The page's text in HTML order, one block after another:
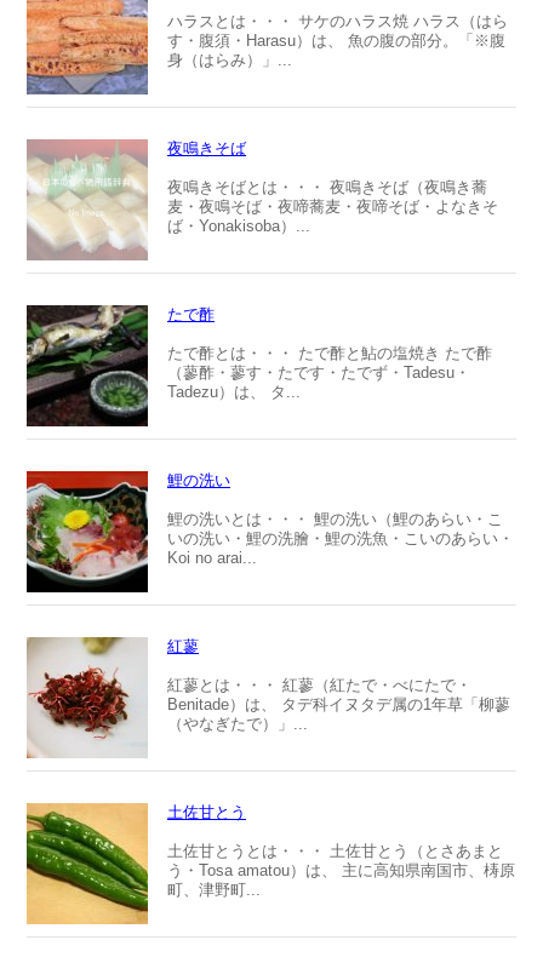
ハラスとは・・・ サケのハラス焼 ハラス（はら
す・腹須・Harasu）は、 魚の腹の部分。「※腹
身（はらみ）」...
夜鳴きそば
夜鳴きそばとは・・・ 夜鳴きそば（夜鳴き蕎
麦・夜鳴そば・夜啼蕎麦・夜啼そば・よなきそ
ば・Yonakisoba）...
たで酢
たで酢とは・・・ たで酢と鮎の塩焼き たで酢
（蓼酢・蓼す・たです・たでず・Tadesu・
Tadezu）は、 タ...
鯉の洗い
鯉の洗いとは・・・ 鯉の洗い（鯉のあらい・こ
いの洗い・鯉の洗膾・鯉の洗魚・こいのあらい・
Koi no arai...
紅蓼
紅蓼とは・・・ 紅蓼（紅たで・べにたで・
Benitade）は、 タデ科イヌタデ属の1年草「柳蓼
（やなぎたで）」...
土佐甘とう
土佐甘とうとは・・・ 土佐甘とう（とさあまと
う・Tosa amatou）は、 主に高知県南国市、梼原
町、津野町...